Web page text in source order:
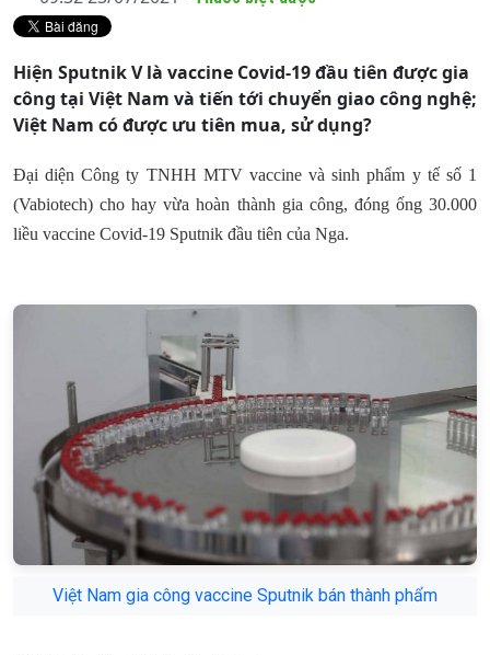
Hiện Sputnik V là vaccine Covid-19 đầu tiên được gia
công tại Việt Nam và tiến tới chuyển giao công nghệ;
Việt Nam có được ưu tiên mua, sử dụng?
Đại diện Công ty TNHH MTV vaccine và sinh phẩm y tế số 1
(Vabiotech) cho hay vừa hoàn thành gia công, đóng ống 30.000
liều vaccine Covid-19 Sputnik đầu tiên của Nga.
Việt Nam gia công vaccine Sputnik bán thành phẩm